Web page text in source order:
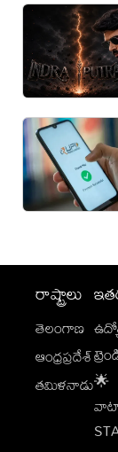
రాష్ట్రాలు
తెలంగాణ
ఆంధ్రప్రదేశ్
తమిళనాడు🌟